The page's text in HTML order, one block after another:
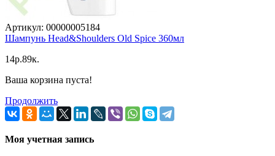
Артикул: 00000005184
Шампунь Head&Shoulders Old Spice 360мл
14p.89к.
Ваша корзина пуста!
Продолжить
Моя учетная запись